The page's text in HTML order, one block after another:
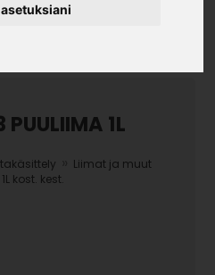
PUULIIMA 1L
Liimat ja muut
kost. kest.